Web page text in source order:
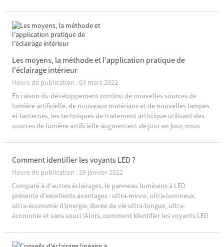
commercial LED...
Les moyens, la méthode et l'application pratique de
l'éclairage intérieur
Heure de publication : 03 mars 2022
En raison du développement continu de nouvelles sources de
lumière artificielle, de nouveaux matériaux et de nouvelles lampes
et lanternes, les techniques de traitement artistique utilisant des
sources de lumière artificielle augmentent de jour en jour, nous
conception d'environnement lumineux.(1) Contraste de ...
Comment identifier les voyants LED ?
Heure de publication : 29 janvier 2022
Comparé à d'autres éclairages, le panneau lumineux à LED
présente d'excellents avantages : ultra-mince, ultra-lumineux,
ultra-économie d'énergie, durée de vie ultra-longue, ultra-
économie et sans souci !Alors, comment identifier les voyants LED
faible facteur de puissance signifie que t ...